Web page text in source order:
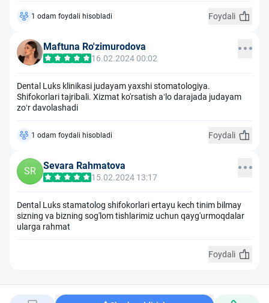
Foydali
1 odam foydali hisobladi
Maftuna Ro'zimurodova
16.02.2024 00:02
Dental Luks klinikasi judayam yaxshi stomatologiya.
Shifokorlari tajribali. Xizmat ko'rsatish a‘lo darajada judayam
zo‘r davolashadi
Foydali
1 odam foydali hisobladi
SR Sevara Rahmatova
15.02.2024 13:17
Dental Luks stamatolog shifokorlari ertayu kech tinim bilmay
sizning va bizning sog'lom tishlarimiz uchun qayg'urmoqdalar
ularga rahmat
Foydali